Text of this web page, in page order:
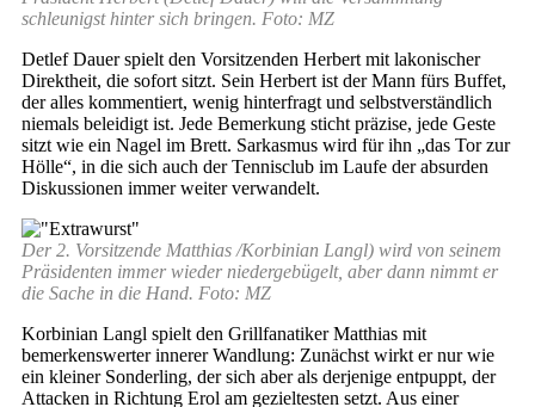
schleunigst hinter sich bringen. Foto: MZ
Detlef Dauer spielt den Vorsitzenden Herbert mit lakonischer
Direktheit, die sofort sitzt. Sein Herbert ist der Mann fürs Buffet,
der alles kommentiert, wenig hinterfragt und selbstverständlich
niemals beleidigt ist. Jede Bemerkung sticht präzise, jede Geste
sitzt wie ein Nagel im Brett. Sarkasmus wird für ihn „das Tor zur
Hölle“, in die sich auch der Tennisclub im Laufe der absurden
Diskussionen immer weiter verwandelt.
Der 2. Vorsitzende Matthias /Korbinian Langl) wird von seinem
Präsidenten immer wieder niedergebügelt, aber dann nimmt er
die Sache in die Hand. Foto: MZ
Korbinian Langl spielt den Grillfanatiker Matthias mit
bemerkenswerter innerer Wandlung: Zunächst wirkt er nur wie
ein kleiner Sonderling, der sich aber als derjenige entpuppt, der
Attacken in Richtung Erol am gezieltesten setzt. Aus einer